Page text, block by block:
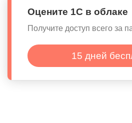
Оцените 1С в облаке
Получите доступ всего за
15 дней